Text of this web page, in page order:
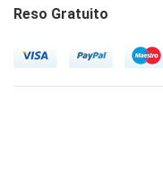
Reso Gratuito